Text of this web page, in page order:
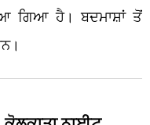
ਗਿਆ ਹੈ। ਬਦਮਾਸ਼ਾਂ ਤੋਂ